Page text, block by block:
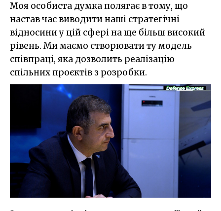
Моя особиста думка полягає в тому, що
настав час виводити наші стратегічні
відносини у цій сфері на ще більш високий
рівень. Ми маємо створювати ту модель
співпраці, яка дозволить реалізацію
спільних проєктів з розробки.